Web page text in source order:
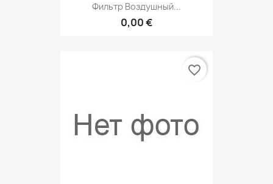
Фильтр Воздушный...
0,00 €
favorite_border